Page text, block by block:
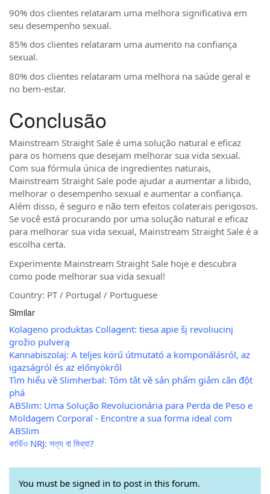
90% dos clientes relataram uma melhora significativa em
seu desempenho sexual.
85% dos clientes relataram uma aumento na confiança
sexual.
80% dos clientes relataram uma melhora na saúde geral e
no bem-estar.
Conclusão
Mainstream Straight Sale é uma solução natural e eficaz
para os homens que desejam melhorar sua vida sexual.
Com sua fórmula única de ingredientes naturais,
Mainstream Straight Sale pode ajudar a aumentar a libido,
melhorar o desempenho sexual e aumentar a confiança.
Além disso, é seguro e não tem efeitos colaterais perigosos.
Se você está procurando por uma solução natural e eficaz
para melhorar sua vida sexual, Mainstream Straight Sale é a
escolha certa.
Experimente Mainstream Straight Sale hoje e descubra
como pode melhorar sua vida sexual!
Country: PT / Portugal / Portuguese
Similar
Kolageno produktas Collagent: tiesa apie šį revoliucinį
grožio pulverą
Kannabiszolaj: A teljes körű útmutató a komponálásról, az
igazságról és az előnyökről
Tìm hiểu về Slimherbal: Tóm tắt về sản phẩm giảm cân đột
phá
ABSlim: Uma Solução Revolucionária para Perda de Peso e
Moldagem Corporal - Encontre a sua forma ideal com
ABSlim
কার্ডিও NRJ: সত্য বা মিথ্যা?
You must be signed in to post in this forum.